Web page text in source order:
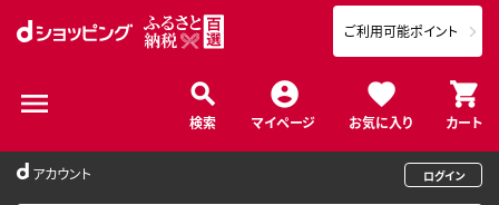
検索 マイページ お気に入り カート
ご利用可能ポイント
アカウント ログイン